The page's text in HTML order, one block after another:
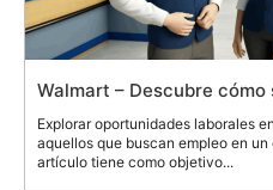
Walmart – Descubre
Explorar oportunidades laborales
aquellos que buscan empleo en
artículo tiene como objetivo...